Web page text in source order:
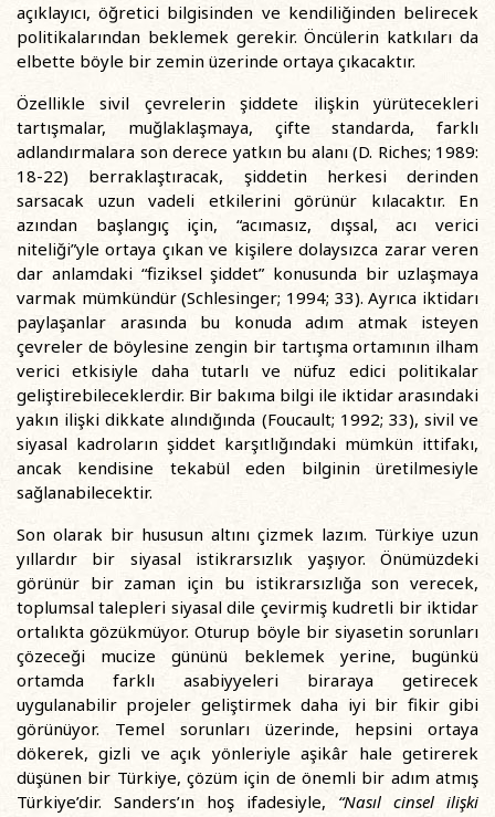
açıklayıcı, öğretici bilgisinden ve kendiliğinden belirecek
politikalarından beklemek gerekir. Öncülerin katkıları da
elbette böyle bir zemin üzerinde ortaya çıkacaktır.
Özellikle sivil çevrelerin şiddete ilişkin yürütecekleri
tartışmalar, muğlaklaşmaya, çifte standarda, farklı
adlandırmalara son derece yatkın bu alanı (D. Riches; 1989:
18-22) berraklaştıracak, şiddetin herkesi derinden
sarsacak uzun vadeli etkilerini görünür kılacaktır. En
azından başlangıç için, “acımasız, dışsal, acı verici
niteliği”yle ortaya çıkan ve kişilere dolaysızca zarar veren
dar anlamdaki “fiziksel şiddet” konusunda bir uzlaşmaya
varmak mümkündür (Schlesinger; 1994; 33). Ayrıca iktidarı
paylaşanlar arasında bu konuda adım atmak isteyen
çevreler de böylesine zengin bir tartışma ortamının ilham
verici etkisiyle daha tutarlı ve nüfuz edici politikalar
geliştirebileceklerdir. Bir bakıma bilgi ile iktidar arasındaki
yakın ilişki dikkate alındığında (Foucault; 1992; 33), sivil ve
siyasal kadroların şiddet karşıtlığındaki mümkün ittifakı,
ancak kendisine tekabül eden bilginin üretilmesiyle
sağlanabilecektir.
Son olarak bir hususun altını çizmek lazım. Türkiye uzun
yıllardır bir siyasal istikrarsızlık yaşıyor. Önümüzdeki
görünür bir zaman için bu istikrarsızlığa son verecek,
toplumsal talepleri siyasal dile çevirmiş kudretli bir iktidar
ortalıkta gözükmüyor. Oturup böyle bir siyasetin sorunları
çözeceği mucize gününü beklemek yerine, bugünkü
ortamda farklı asabiyyeleri biraraya getirecek
uygulanabilir projeler geliştirmek daha iyi bir fikir gibi
görünüyor. Temel sorunları üzerinde, hepsini ortaya
dökerek, gizli ve açık yönleriyle aşikâr hale getirerek
düşünen bir Türkiye, çözüm için de önemli bir adım atmış
Türkiye’dir. Sanders’ın hoş ifadesiyle, “Nasıl cinsel ilişki